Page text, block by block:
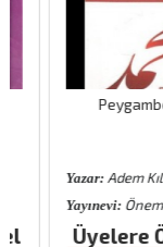
Peygamber
Yazar:Adem Kılıç
Yayınevi:Önemli
Üyelere